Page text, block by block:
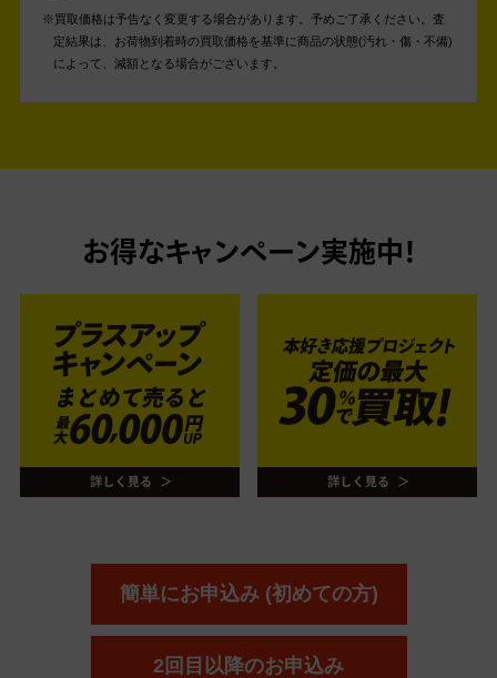
買取価格は予告なく変更する場合があります。予めご了承ください。 査
定結果は、お荷物到着時の買取価格を基準に商品の状態(汚れ・傷・不備)
によって、減額となる場合がございます。
お得なキャンペーン実施中！
簡単にお申込み (初めての方)
2回目以降のお申込み